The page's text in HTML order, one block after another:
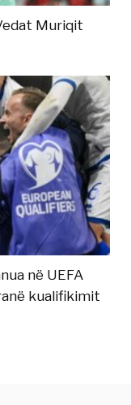
Muriqit
në UEFA
kualifikimit